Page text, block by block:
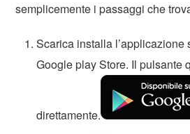
semplicemente i passaggi che
Scarica installa l’applicazione
Google play Store. Il pulsante
direttamente.